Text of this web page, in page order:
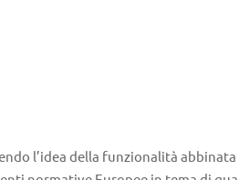
l’idea della funzionalità